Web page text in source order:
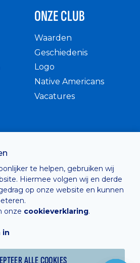
te helpen, gebruiken wij
Hiermee volgen wij en derde
op onze website en kunnen
onze cookieverklaring.
in
ALLE COOKIES
ONZE CLUB
Waarden
Geschiedenis
Logo
Native Americans
Vacatures